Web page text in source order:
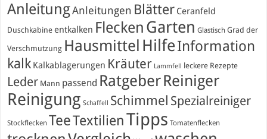
AnleitungAnleitungen Blätter Ceranfeld
Duschkabine entkalken Flecken Garten Glastisch Grad der
Verschmutzung Hausmittel HilfeInformation
kalk Kalkablagerungen Kräuter Lammfell leckere Rezepte
Leder Mann passend RatgeberReiniger
Reinigung Schaffell Schimmel Spezialreiniger
Stockflecken TeeTextilienTipps Tomatenflecken